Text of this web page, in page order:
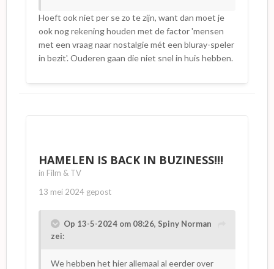
Hoeft ook niet per se zo te zijn, want dan moet je
ook nog rekening houden met de factor 'mensen
met een vraag naar nostalgie mét een bluray-speler
in bezit'. Ouderen gaan die niet snel in huis hebben.
HAMELEN IS BACK IN BUZINESS!!!
in Film & TV
13 mei 2024 gepost
Op 13-5-2024 om 08:26, Spiny Norman
zei:
We hebben het hier allemaal al eerder over